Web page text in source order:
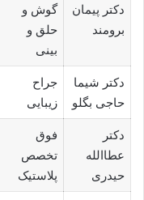
دکتر پیمان
برومند
گوش و
حلق و
بینی
دکتر شیما
حاجی بگلو
جراح
زیبایی
دکتر
عطاالله
حیدری
فوق
تخصص
پلاستیک